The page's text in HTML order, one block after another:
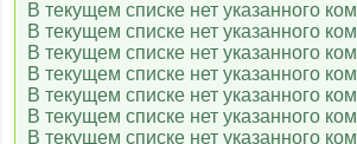
BBC World News
В текущем списке нет указанного
В текущем списке нет указанного
В текущем списке нет указанного
В текущем списке нет указанного
В текущем списке нет указанного
В текущем списке нет указанного
В текущем списке нет указанного